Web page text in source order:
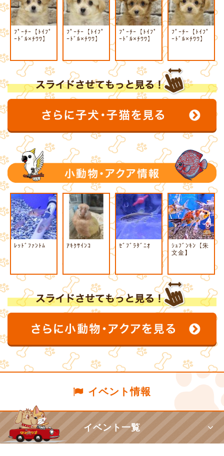
ﾌﾟｰﾁｰ【ﾄｲﾌﾟ
ｰﾄﾞﾙ×ﾁﾜﾜ】
ﾌﾟｰﾁｰ【ﾄｲﾌﾟ
ｰﾄﾞﾙ×ﾁﾜﾜ】
ﾌﾟｰﾁｰ【ﾄｲﾌﾟ
ｰﾄﾞﾙ×ﾁﾜﾜ】
ﾌﾟｰﾁｰ【ﾄｲﾌﾟ
ｰﾄﾞﾙ×ﾁﾜﾜ】
ﾚｯﾄﾞﾌｧﾝﾄﾑ ｱｷｸｻｲﾝｺ ｾﾞﾌﾞﾗﾀﾞﾆｵ
ｼｭﾌﾞﾝｷﾝ【朱
文金】
イベント情報
イベント一覧